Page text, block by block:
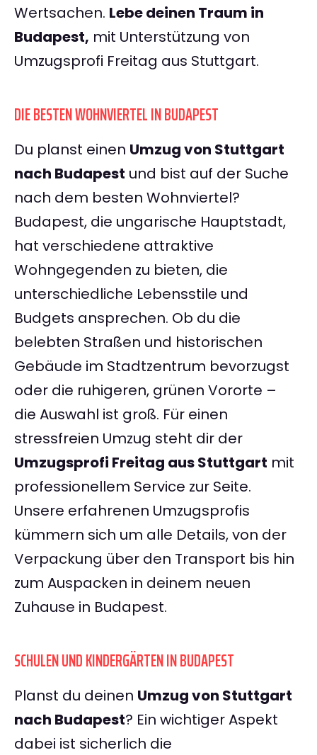
Wertsachen. Lebe deinen Traum in
Budapest, mit Unterstützung von
Umzugsprofi Freitag aus Stuttgart.
DIE BESTEN WOHNVIERTEL IN BUDAPEST
Du planst einen Umzug von Stuttgart
nach Budapest und bist auf der Suche
nach dem besten Wohnviertel?
Budapest, die ungarische Hauptstadt,
hat verschiedene attraktive
Wohngegenden zu bieten, die
unterschiedliche Lebensstile und
Budgets ansprechen. Ob du die
belebten Straßen und historischen
Gebäude im Stadtzentrum bevorzugst
oder die ruhigeren, grünen Vororte –
die Auswahl ist groß. Für einen
stressfreien Umzug steht dir der
Umzugsprofi Freitag aus Stuttgart mit
professionellem Service zur Seite.
Unsere erfahrenen Umzugsprofis
kümmern sich um alle Details, von der
Verpackung über den Transport bis hin
zum Auspacken in deinem neuen
Zuhause in Budapest.
SCHULEN UND KINDERGÄRTEN IN BUDAPEST
Planst du deinen Umzug von Stuttgart
nach Budapest? Ein wichtiger Aspekt
dabei ist sicherlich die